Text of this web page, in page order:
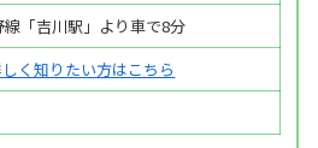
線「吉川駅」より車で8分
く知りたい方はこちら